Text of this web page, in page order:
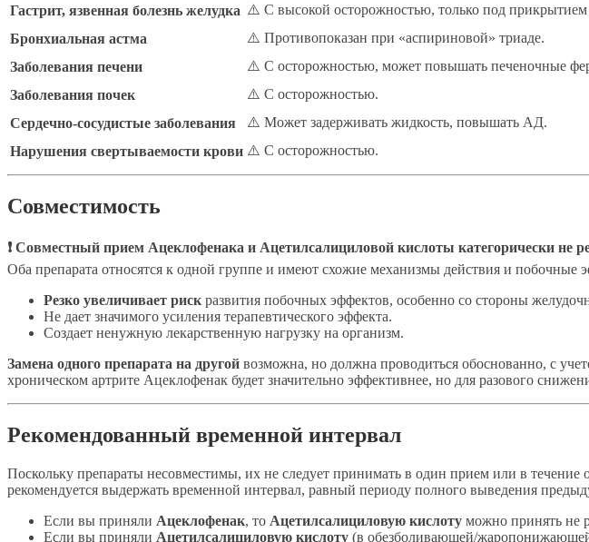
Гастрит, язвенная болезнь желудка ⚠️ С высокой осторожностью, только под прикрытием
Бронхиальная астма
⚠️ Противопоказан при «аспириновой» триаде.
Заболевания печени
⚠️ С осторожностью, может повышать печеночные
Заболевания почек
⚠️ С осторожностью.
Сердечно-сосудистые заболевания
⚠️ Может задерживать жидкость, повышать АД.
Нарушения свертываемости крови ⚠️ С осторожностью.
Совместимость
❗ Совместный прием Ацеклофенака и Ацетилсалициловой кислоты категорически не
Оба препарата относятся к одной группе и имеют схожие механизмы действия и
Резко увеличивает риск развития побочных эффектов, особенно со стороны
Не дает значимого усиления терапевтического эффекта.
Создает ненужную лекарственную нагрузку на организм.
Замена одного препарата на другой возможна, но должна проводиться обоснованно, с
хроническом артрите Ацеклофенак будет значительно эффективнее, но для разового
Рекомендованный временной интервал
Поскольку препараты несовместимы, их не следует принимать в один прием или в течение
рекомендуется выдержать временной интервал, равный периоду полного выведения
Если вы приняли Ацеклофенак, то Ацетилсалициловую кислоту можно принять не
Если вы приняли Ацетилсалициловую кислоту (в обезболивающей/